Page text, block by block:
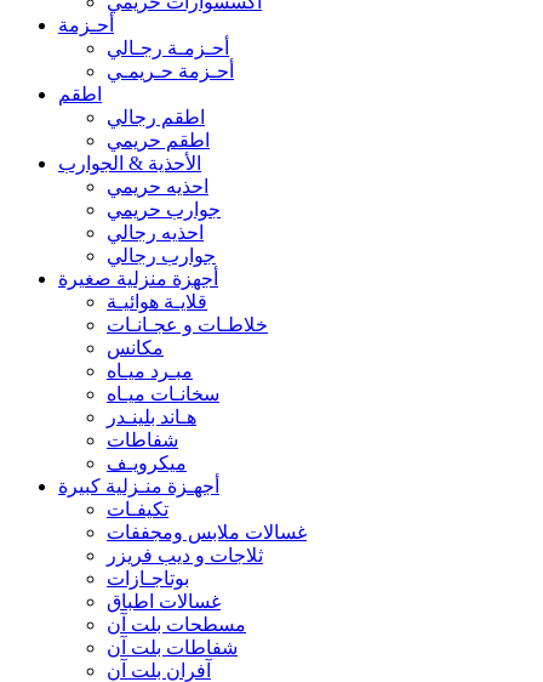
أحـزمة
أحـزمـة رجـالي
أحـزمة حـريمـي
اطقم
اطقم رجالي
اطقم حريمي
الأحذية & الجوارب
احذيه حريمي
جوارب حريمي
احذيه رجالي
جوارب رجالي
أجهزة منزلية صغيرة
قلايـة هوائيـة
خلاطـات و عجـانـات
مكانس
مبـرد ميـاه
سخانـات ميـاه
هـاند بلينـدر
شفاطات
ميكرويـف
أجهـزة منـزلية كبيرة
تكيفـات
غسالات ملابس ومجففات
ثلاجات و ديب فريزر
بوتاجـازات
غسالات اطباق
مسطحات بلت آن
شفاطات بلت آن
آفران بلت آن